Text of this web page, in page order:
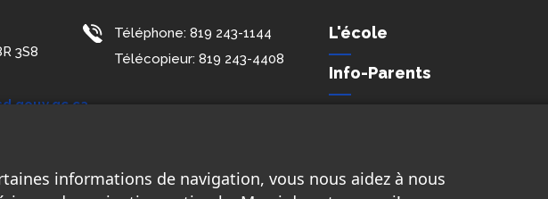
3S8
Téléphone: 819 243-1144
Télécopieur: 819 243-4408
L'école
Info-Parents
renseignements personnels
informations de navigation, vous nous aidez à nous